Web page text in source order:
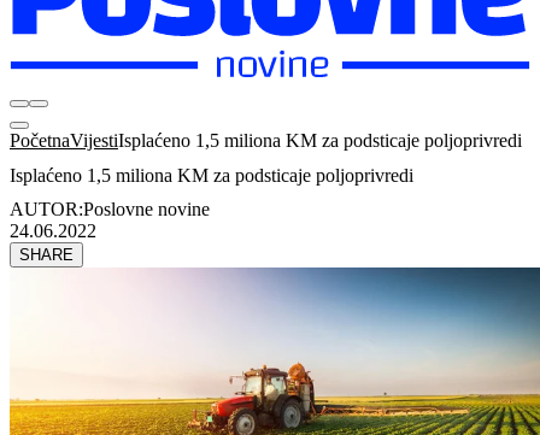
PočetnaVijestiIsplaćeno 1,5 miliona KM za podsticaje poljoprivredi
Isplaćeno 1,5 miliona KM za podsticaje poljoprivredi
AUTOR:Poslovne novine
24.06.2022
SHARE